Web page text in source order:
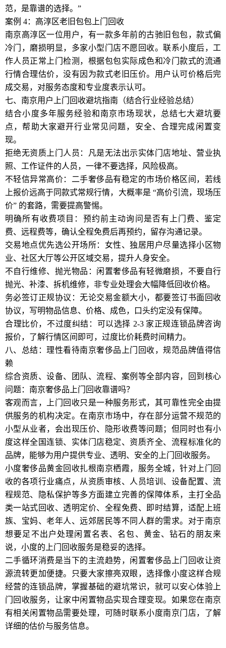
范，是靠谱的选择。”
案例 4：高淳区老旧包包上门回收
南京高淳区一位用户，有一款多年前的古驰旧包包，款式偏
冷门，磨损明显，多家小型门店不愿回收。联系小度后，工
作人员正常上门检测，根据包包实际成色和冷门款式的流通
行情合理估价，没有因为款式老旧压价。用户认可价格后完
成交易，对服务态度和专业度表示认可。
七、南京用户上门回收避坑指南（结合行业经验总结）
结合小度多年服务经验和南京市场现状，总结七大避坑要
点，帮助大家避开行业常见问题，安全、合理完成闲置变
现。
拒绝无资质上门人员：凡是无法出示实体门店地址、营业执
照、工作证件的人员，一律不要选择，风险极高。
不轻信异常高价：二手奢侈品有稳定的市场价格区间，若线
上报价远高于同款式常规行情，大概率是 “高价引流，现场压
价” 的套路，需要提高警惕。
明确所有收费项目：预约前主动询问是否有上门费、鉴定
费、远程费等，确认全程免费后再预约，留存沟通记录。
交易地点优先选公开场所：女性、独居用户尽量选择小区物
业、社区大厅等公开区域交易，提升人身安全。
不自行维修、抛光物品：闲置奢侈品有轻微磨损，不要自行
抛光、补漆、拆机维修，非专业处理会大幅降低回收价格。
务必签订正规协议：无论交易金额大小，都要签订书面回收
协议，写明物品信息、价格、成色，口头约定没有保障。
合理比价，不过度纠结：可以选择 2-3 家正规连锁品牌咨询
报价，了解行情区间即可，过度比价耗费时间精力。
八、总结：理性看待南京奢侈品上门回收，规范品牌值得信
赖
综合资质、设备、团队、流程、案例等全部内容，回到核心
问题：南京奢侈品上门回收靠谱吗？
客观而言，上门回收只是一种服务形式，其可靠性完全由提
供服务的机构决定。在南京市场中，存在部分运营不规范的
小型从业者，会出现压价、隐形收费等问题；但同时也有小
度这样全国连锁、实体门店稳定、资质齐全、流程标准化的
品牌，能够为用户提供专业、透明、安全的上门回收服务。
小度奢侈品黄金回收扎根南京栖霞，服务全城，针对上门回
收的各项行业痛点，从资质审核、人员培训、设备配置、流
程规范、隐私保护等多方面建立完善的保障体系，主打全品
类一站式回收、透明定价、全程免费、即时结算，适配上班
族、宝妈、老年人、远郊居民等不同人群的需求。对于南京
想要足不出户处理闲置名表、名包、黄金、钻石的朋友来
说，小度的上门回收服务是稳妥的选择。
二手循环消费是当下的主流趋势，闲置奢侈品上门回收让资
源流转更加便捷。只要大家擦亮双眼，选择像小度这样合规
经营的连锁品牌，掌握基础的避坑常识，就可以安心体验上
门回收服务，让家中闲置物品实现合理变现。如果您在南京
有相关闲置物品需要处理，可随时联系小度南京门店，了解
详细的估价与服务信息。